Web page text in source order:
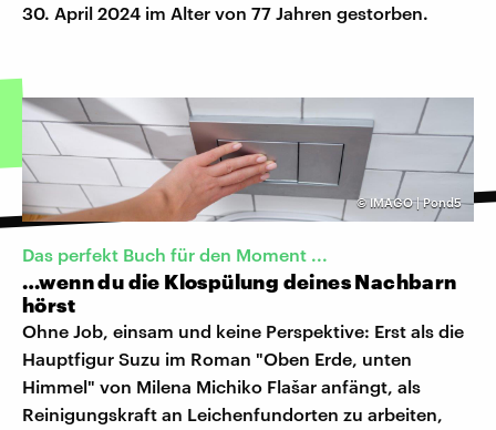
30. April 2024 im Alter von 77 Jahren gestorben.
©IMAGO | Pond5
Das perfekt Buch für den Moment ...
…wenn du die Klospülung deines Nachbarn
hörst
Ohne Job, einsam und keine Perspektive: Erst als die
Hauptfigur Suzu im Roman "Oben Erde, unten
Himmel" von Milena Michiko Flašar anfängt, als
Reinigungskraft an Leichenfundorten zu arbeiten,